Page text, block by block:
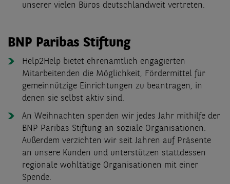
unserer vielen Büros deutschlandweit vertreten.
BNP Paribas Stiftung
Help2Help bietet ehrenamtlich engagierten
Mitarbeitenden die Möglichkeit, Fördermittel für
gemeinnützige Einrichtungen zu beantragen, in
denen sie selbst aktiv sind.
An Weihnachten spenden wir jedes Jahr mithilfe der
BNP Paribas Stiftung an soziale Organisationen.
Außerdem verzichten wir seit Jahren auf Präsente
an unsere Kunden und unterstützen stattdessen
regionale wohltätige Organisationen mit einer
Spende.